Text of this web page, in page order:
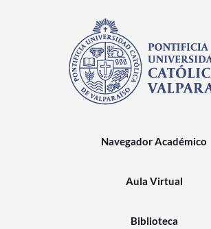
Navegador Académico
Aula Virtual
Biblioteca